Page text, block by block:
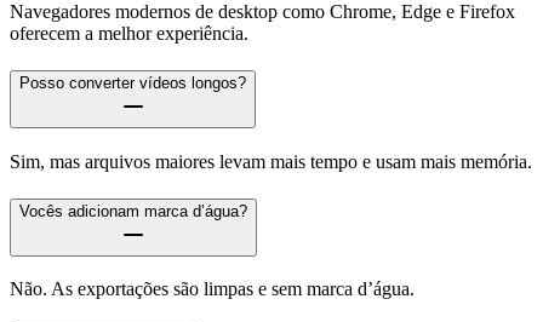
Navegadores modernos de desktop como Chrome, Edge e Firefox
oferecem a melhor experiência.
Posso converter vídeos longos?
Sim, mas arquivos maiores levam mais tempo e usam mais memória.
Vocês adicionam marca d’água?
Não. As exportações são limpas e sem marca d’água.